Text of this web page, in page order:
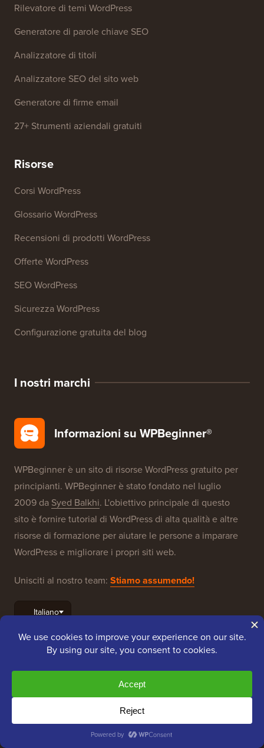
Rilevatore di temi WordPress
Generatore di parole chiave SEO
Analizzatore di titoli
Analizzatore SEO del sito web
Generatore di firme email
27+ Strumenti aziendali gratuiti
Risorse
Corsi WordPress
Glossario WordPress
Recensioni di prodotti WordPress
Offerte WordPress
SEO WordPress
Sicurezza WordPress
Configurazione gratuita del blog
I nostri marchi
Informazioni su WPBeginner®
WPBeginner è un sito di risorse WordPress gratuito per
principianti. WPBeginner è stato fondato nel luglio
2009 da Syed Balkhi. L'obiettivo principale di questo
sito è fornire tutorial di WordPress di alta qualità e altre
risorse di formazione per aiutare le persone a imparare
WordPress e migliorare i propri siti web.
Unisciti al nostro team: Stiamo assumendo!
OptinMonster
WPForms
Duplicator
WP Simple Pay
Easy Digital Downloads
SearchWP
RafflePress